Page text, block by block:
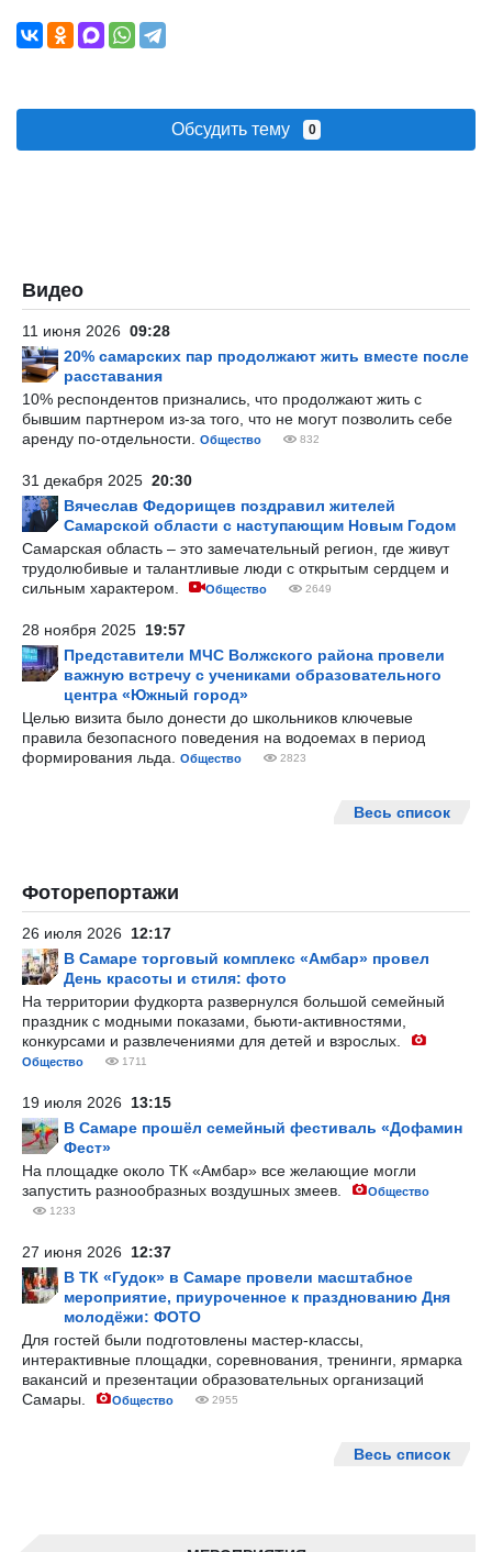
Обсудить тему 0
Видео
11 июня 2026 09:28
20% самарских пар продолжают жить вместе после
расставания
10% респондентов признались, что продолжают жить с
бывшим партнером из-за того, что не могут позволить себе
аренду по-отдельности.
Общество 832
31 декабря 2025 20:30
Вячеслав Федорищев поздравил жителей
Самарской области с наступающим Новым Годом
Самарская область – это замечательный регион, где живут
трудолюбивые и талантливые люди с открытым сердцем и
сильным характером.
Общество 2649
28 ноября 2025 19:57
Представители МЧС Волжского района провели
важную встречу с учениками образовательного
центра «Южный город»
Целью визита было донести до школьников ключевые
правила безопасного поведения на водоемах в период
формирования льда.
Общество 2823
Весь список
Фоторепортажи
26 июля 2026 12:17
В Самаре торговый комплекс «Амбар» провел
День красоты и стиля: фото
На территории фудкорта развернулся большой семейный
праздник с модными показами, бьюти-активностями,
конкурсами и развлечениями для детей и взрослых.
Общество 1711
19 июля 2026 13:15
В Самаре прошёл семейный фестиваль «Дофамин
Фест»
На площадке около ТК «Амбар» все желающие могли
запустить разнообразных воздушных змеев.
Общество
1233
27 июня 2026 12:37
В ТК «Гудок» в Самаре провели масштабное
мероприятие, приуроченное к празднованию Дня
молодёжи: ФОТО
Для гостей были подготовлены мастер-классы,
интерактивные площадки, соревнования, тренинги, ярмарка
вакансий и презентации образовательных организаций
Самары.
Общество 2955
Весь список